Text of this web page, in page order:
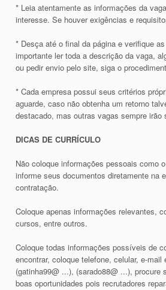
* Leia atentamente as informações da
interesse. Se houver exigências e
* Desça até o final da página e verifique
importante ler toda a descrição da vaga,
ou pedir envio pelo site, siga o
* Cada empresa possui seus critérios
aguarde, caso não obtenha um retorno
destacado, mas outras vagas sempre irão
DICAS DE CURRÍCULO
Não coloque informações pessoais como
informe seus documentos diretamente na
contratação.
Coloque apenas informações relevantes,
cursos, entre outros.
Coloque todas informações possíveis de
encontrar, coloque telefone, celular, e-
(gatinha99@ ...), (sarado88@ ...),
boas oportunidades pois recrutadores